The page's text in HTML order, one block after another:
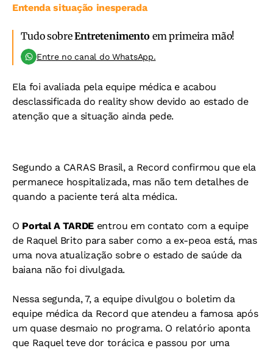
Entenda situação inesperada
Tudo sobreEntretenimento em primeira mão!
Entre no canal do WhatsApp.
Ela foi avaliada pela equipe médica e acabou
desclassificada do reality show devido ao estado de
atenção que a situação ainda pede.
Segundo a CARAS Brasil, a Record confirmou que ela
permanece hospitalizada, mas não tem detalhes de
quando a paciente terá alta médica.
O Portal A TARDEentrou em contato com a equipe
de Raquel Brito para saber como a ex-peoa está, mas
uma nova atualização sobre o estado de saúde da
baiana não foi divulgada.
Nessa segunda, 7, a equipe divulgou o boletim da
equipe médica da Record que atendeu a famosa após
um quase desmaio no programa. O relatório aponta
que Raquel teve dor torácica e passou por uma